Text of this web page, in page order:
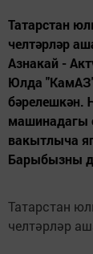
Татарстан
челтәрләр
Азнакай -
Юлда
бәрелешкән.
машинадагы
вакытлыча
Барыбызны
Татарстан
челтәрләр